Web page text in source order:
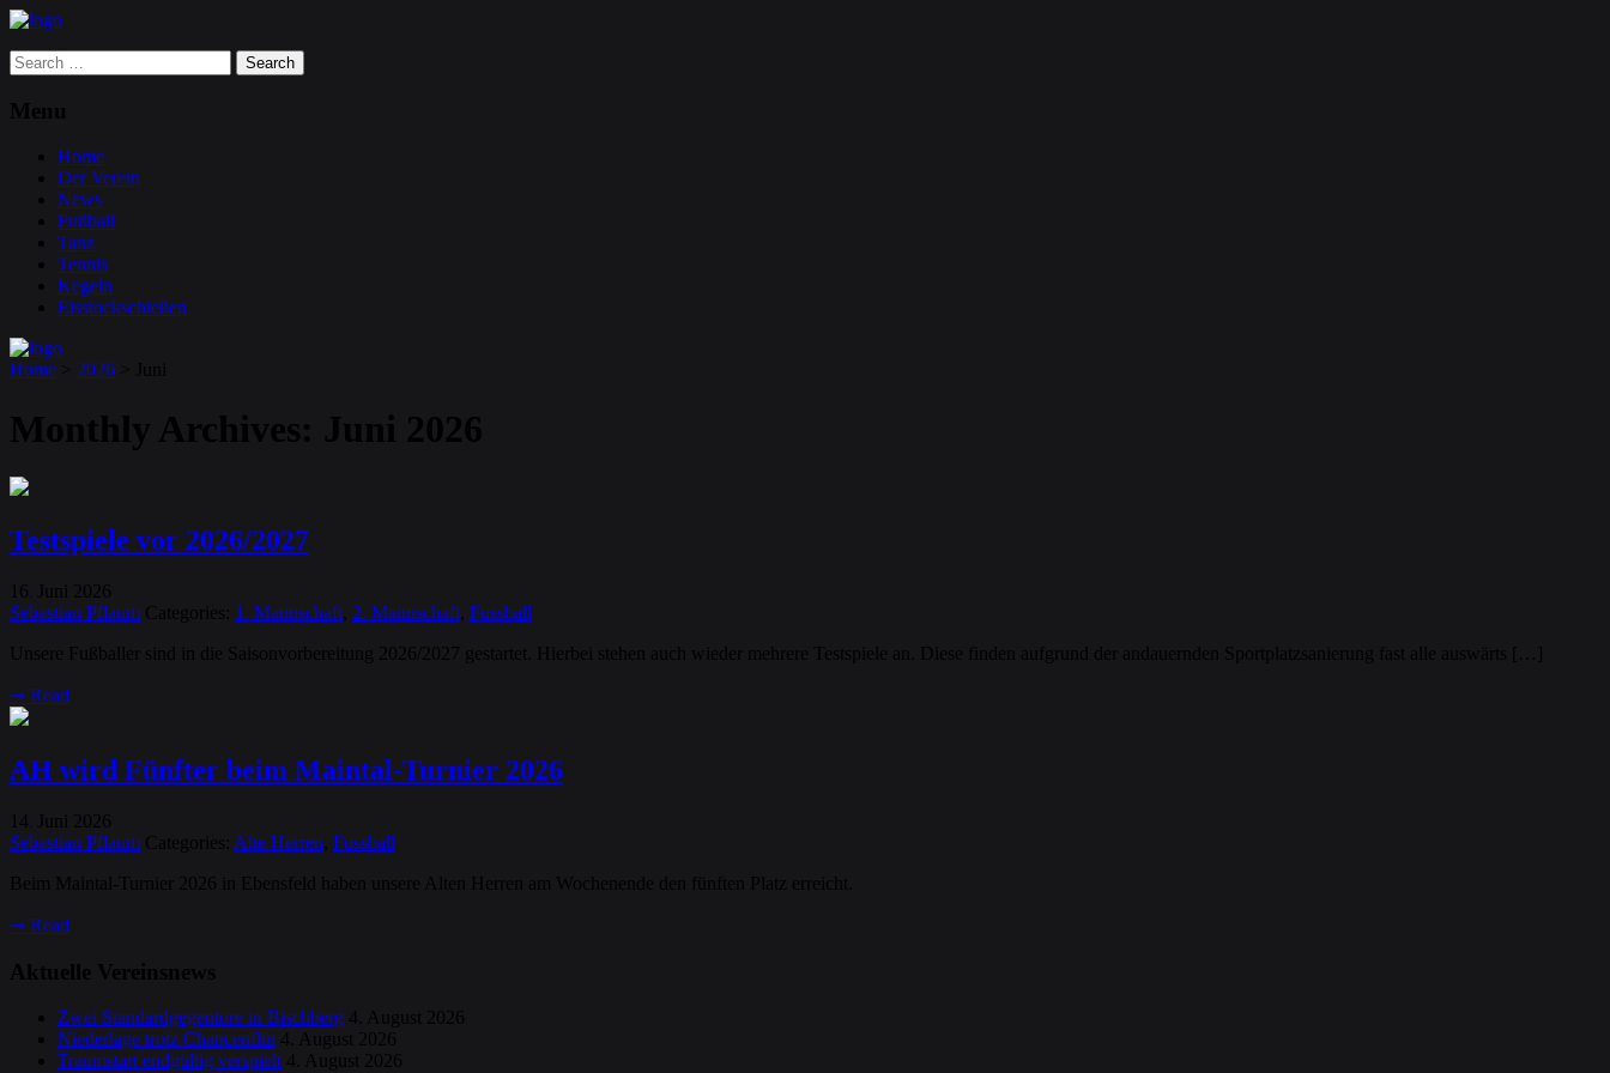
Search
for:
Menu
Home
Der Verein
News
Fußball
Tanz
Tennis
Kegeln
Eisstockschießen
Home 2026
Monthly Archives: Juni 2026
Testspiele vor 2026/2027
16
2026
Sebastian Pflaum Categories: 1. Mannschaft 2. Mannschaft Fussball
Unsere Fußballer sind in die Saisonvorbereitung 2026/2027 gestartet. Hierbei stehen auch wieder mehrere Testspiele an. Diese finden aufgrund der andauernden Sportplatzsanierung fast alle auswärts […]
➞ Read
AH wird Fünfter beim Maintal-Turnier 2026
14
2026
Sebastian Pflaum Categories: Alte Herren Fussball
Beim Maintal-Turnier 2026 in Ebensfeld haben unsere Alten Herren am Wochenende den fünften Platz erreicht.
➞ Read
Aktuelle Vereinsnews
Zwei Standardgegentore in Bischberg 4. August 2026
Niederlage trotz Chancenflut 4. August 2026
Traumstart endgültig verspielt 4. August 2026